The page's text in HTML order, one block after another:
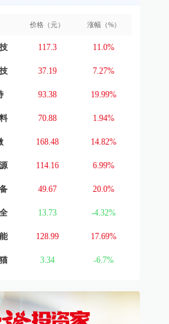
价格（元） 涨幅（%）
117.3 11.0%
37.19 7.27%
93.38 19.99%
70.88 1.94%
168.48 14.82%
114.16 6.99%
49.67 20.0%
13.73 -4.32%
128.99 17.69%
3.34 -6.7%